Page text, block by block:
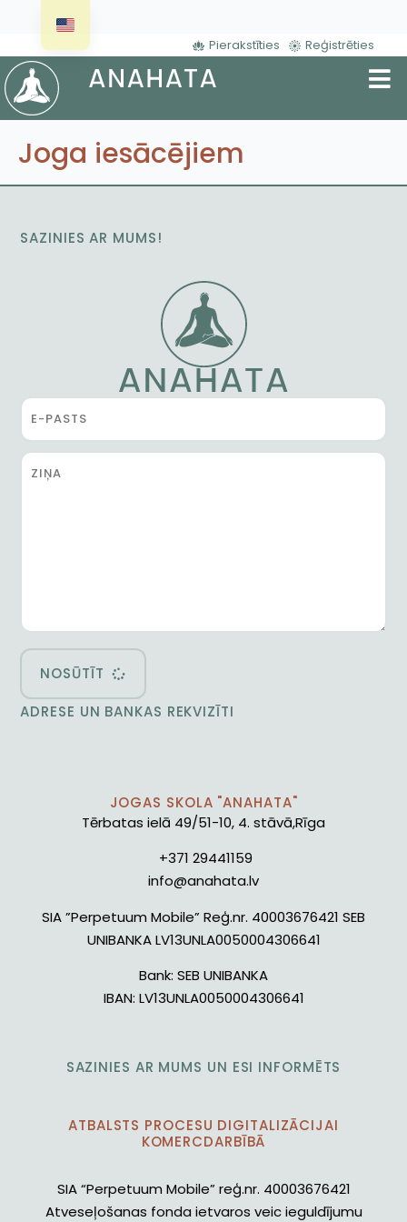
Pierakstīties Reģistrēties
Joga iesācējiem
SAZINIES AR MUMS!
NOSŪTĪT
ADRESE UN BANKAS REKVIZĪTI
JOGAS SKOLA "ANAHATA"
Tērbatas ielā 49/51-10, 4. stāvā,Rīga
+371 29441159
info@anahata.lv
SIA ”Perpetuum Mobile” Reģ.nr. 40003676421 SEB
UNIBANKA LV13UNLA0050004306641
Bank: SEB UNIBANKA
IBAN: LV13UNLA0050004306641
SAZINIES AR MUMS UN ESI INFORMĒTS
ATBALSTS PROCESU DIGITALIZĀCIJAI
KOMERCDARBĪBĀ
SIA “Perpetuum Mobile” reģ.nr. 40003676421
Atveseļošanas fonda ietvaros veic ieguldījumu